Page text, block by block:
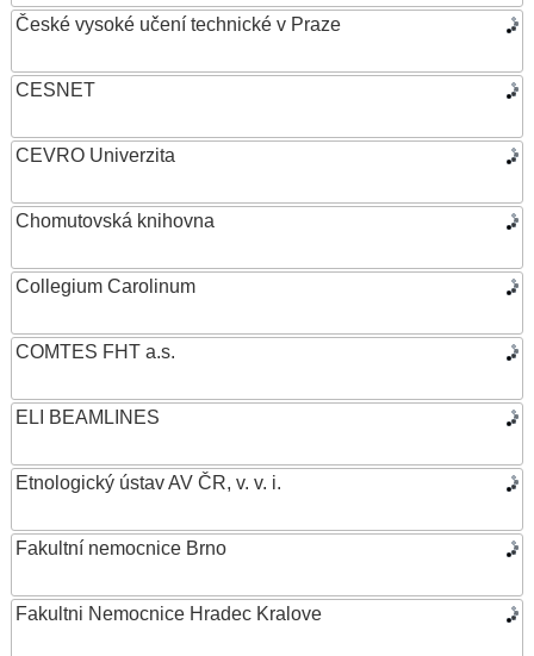
České vysoké učení technické v Praze
CESNET
CEVRO Univerzita
Chomutovská knihovna
Collegium Carolinum
COMTES FHT a.s.
ELI BEAMLINES
Etnologický ústav AV ČR, v. v. i.
Fakultní nemocnice Brno
Fakultni Nemocnice Hradec Kralove